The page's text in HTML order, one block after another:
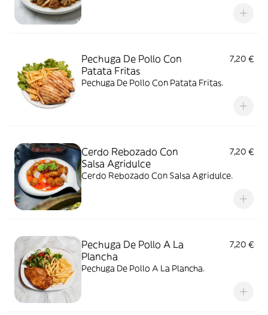
Pechuga De Pollo Con
Patata Fritas
7,20 €
Pechuga De Pollo Con Patata Fritas.
Cerdo Rebozado Con
Salsa Agridulce
7,20 €
Cerdo Rebozado Con Salsa Agridulce.
Pechuga De Pollo A La
Plancha
7,20 €
Pechuga De Pollo A La Plancha.